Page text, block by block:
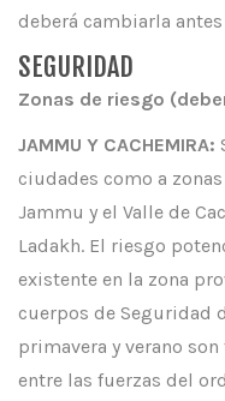
deberá cambiarla
SEGURIDAD
Zonas de riesgo
JAMMU Y CACHEMIRA:
ciudades como a
Jammu y el Valle de
Ladakh. El riesgo
existente en la zona
cuerpos de Seguridad
primavera y verano
entre las fuerzas del